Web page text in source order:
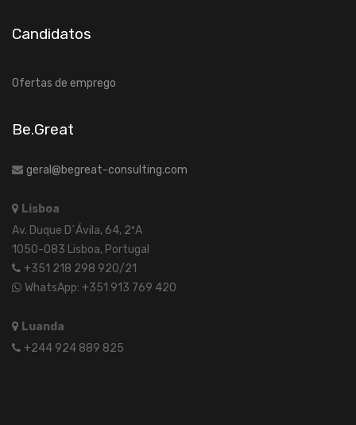
Candidatos
Ofertas de emprego
Be.Great
geral@begreat-consulting.com
Lisboa
Av. Duque D´Ávila, 64, 2ºA
1050-083 Lisboa, Portugal
+351 218 298 920/21
WhatsApp: +351 913 769 420
Luanda
+244 924 889 825